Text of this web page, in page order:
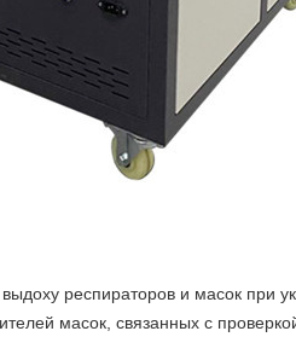
респираторов и масок при
масок, связанных с